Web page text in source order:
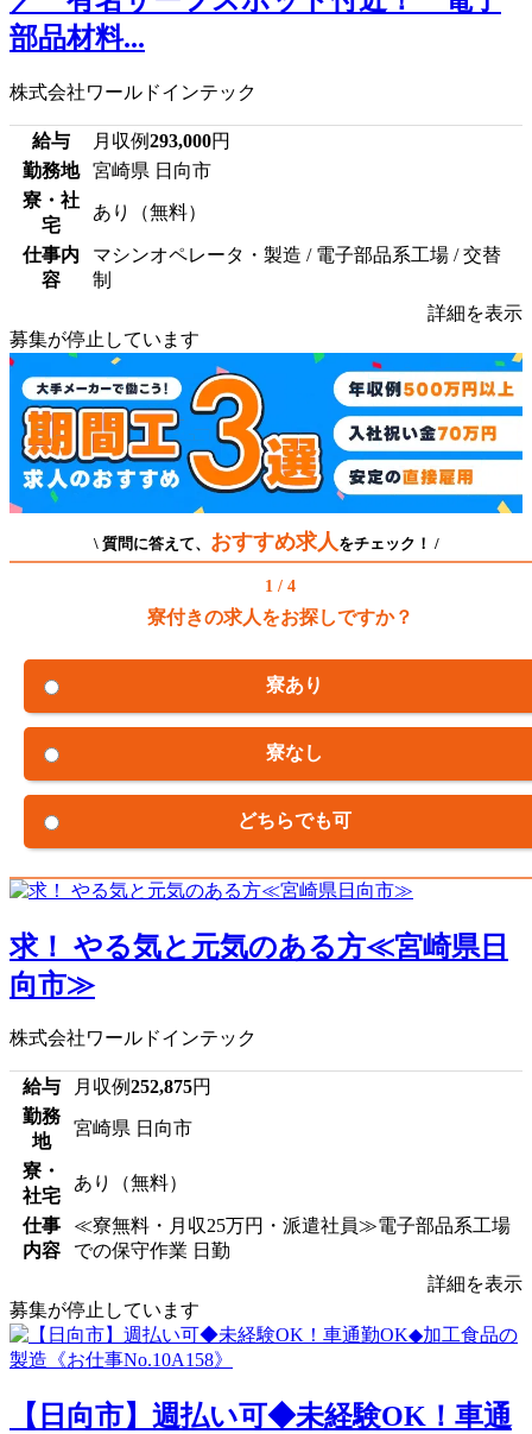
部品材料...
株式会社ワールドインテック
給与 月収例293,000円
勤務地
宮崎県 日向市
寮・社
宅
あり（無料）
仕事内
容
マシンオペレータ・製造 / 電子部品系工場 / 交替
制
詳細を表示
募集が停止しています
\ 質問に答えて、 おすすめ求人 をチェック！ /
1 / 4
寮付きの求人をお探しですか？
寮あり
寮なし
どちらでも可
求！ やる気と元気のある方≪宮崎県日
向市≫
株式会社ワールドインテック
給与 月収例252,875円
勤務
地
宮崎県 日向市
寮・
社宅
あり（無料）
仕事
内容
≪寮無料・月収25万円・派遣社員≫電子部品系工場
での保守作業 日勤
詳細を表示
募集が停止しています
【日向市】週払い可◆未経験OK！車通